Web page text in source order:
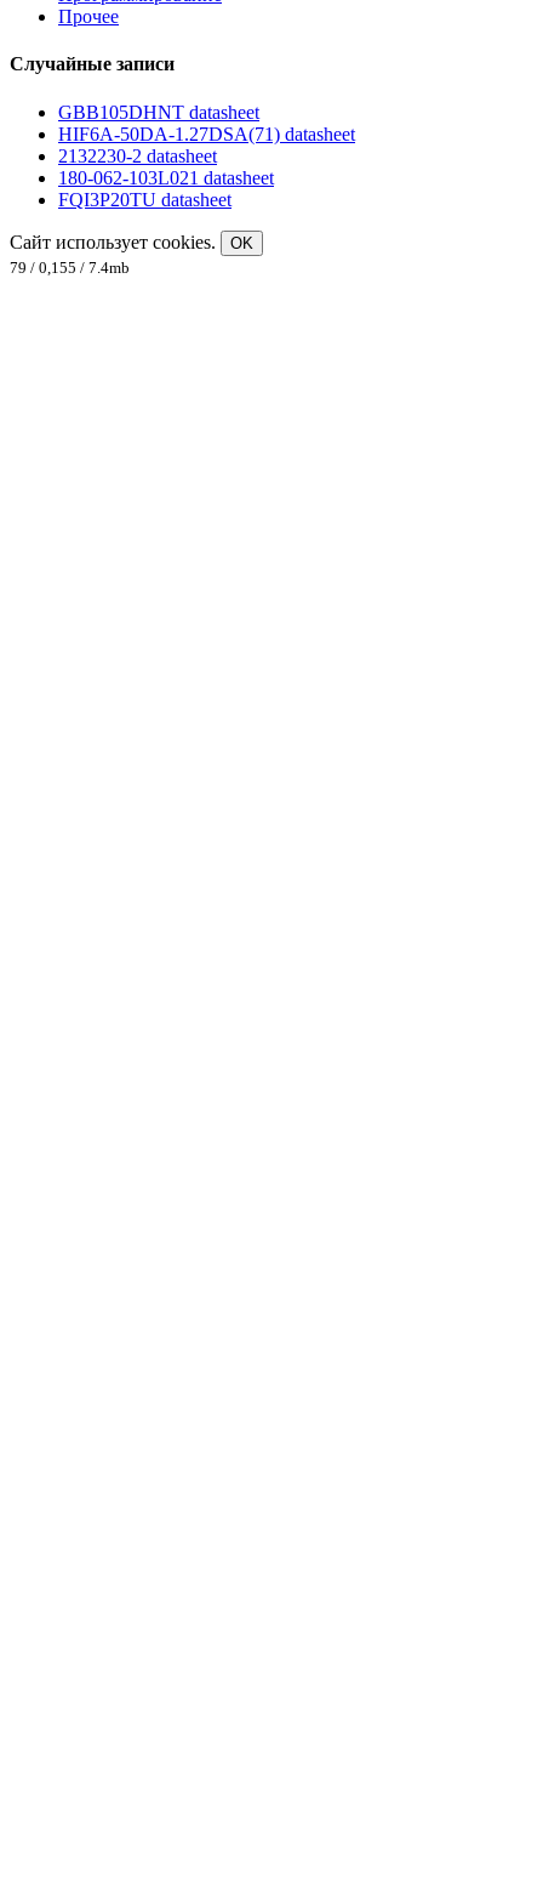
Прочее
Случайные записи
GBB105DHNT datasheet
HIF6A-50DA-1.27DSA(71) datasheet
2132230-2 datasheet
180-062-103L021 datasheet
FQI3P20TU datasheet
Сайт использует cookies.
OK
79 / 0,155 / 7.4mb